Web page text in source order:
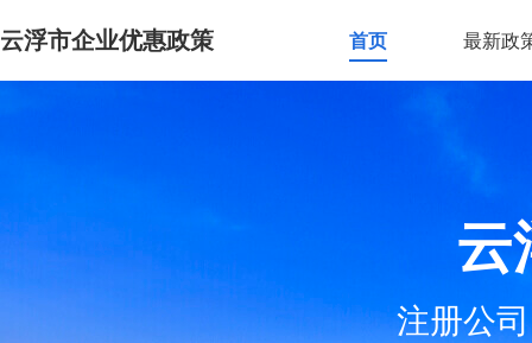
云浮市企业优惠政策 首页 最新政
云
注册公